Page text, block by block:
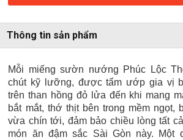
Thông tin sản phẩm
Mỗi miếng sườn nướng Phúc Lộc
chút kỹ lưỡng, được tẩm ướp gia vị
trên than hồng đỏ lửa đến khi mang
bắt mắt, thớ thịt bên trong mềm ngọt,
vừa chín tới, đảm bảo chiều lòng tất
món ăn đậm sắc Sài Gòn này. Một